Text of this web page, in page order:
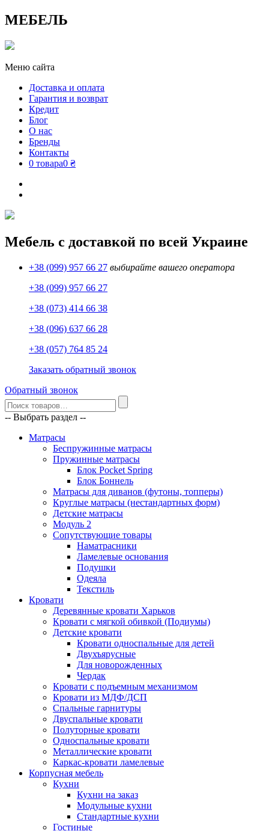
МЕБЕЛЬ
Меню сайта
Доставка и оплата
Гарантия и возврат
Кредит
Блог
О нас
Бренды
Контакты
0 товара0 ₴
Мебель с доставкой по всей Украине
+38 (099) 957 66 27 выбирайте вашего оператора
+38 (099) 957 66 27
+38 (073) 414 66 38
+38 (096) 637 66 28
+38 (057) 764 85 24
Заказать обратный звонок
Обратный звонок
-- Выбрать раздел --
Матрасы
Беспружинные матрасы
Пружинные матрасы
Блок Pocket Spring
Блок Боннель
Матрасы для диванов (футоны, топперы)
Круглые матрасы (нестандартных форм)
Детские матрасы
Модуль 2
Сопутствующие товары
Наматрасники
Ламелевые основания
Подушки
Одеяла
Текстиль
Кровати
Деревянные кровати Харьков
Кровати с мягкой обивкой (Подиумы)
Детские кровати
Кровати односпальные для детей
Двухъярусные
Для новорожденных
Чердак
Кровати с подъемным механизмом
Кровати из МДФ/ДСП
Спальные гарнитуры
Двуспальные кровати
Полуторные кровати
Односпальные кровати
Металлические кровати
Каркас-кровати ламелевые
Корпусная мебель
Кухни
Кухни на заказ
Модульные кухни
Стандартные кухни
Гостиные